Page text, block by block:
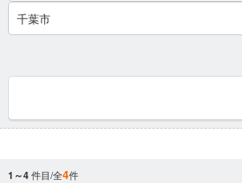
千葉市
1～4件目/全4件